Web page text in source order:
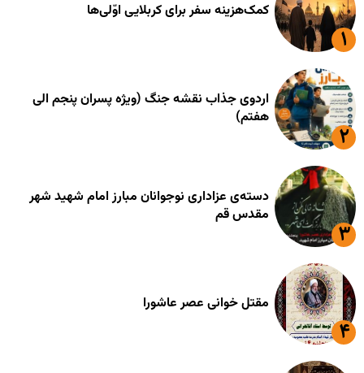
کمک‌هزینه سفر برای کربلایی اوّلی‌ها
اردوی جذاب نقشه جنگ (ویژه پسران پنجم الی
هفتم)
دسته‌ی عزاداری نوجوانان مبارز امام شهید شهر
مقدس قم
مقتل خوانی عصر عاشورا